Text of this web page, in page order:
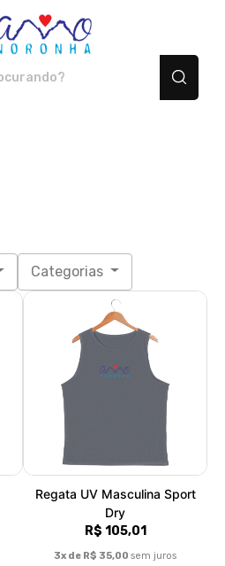
Categorias
Regata UV Masculina Sport
Dry
R$ 105,01
3x de R$ 35,00 sem juros